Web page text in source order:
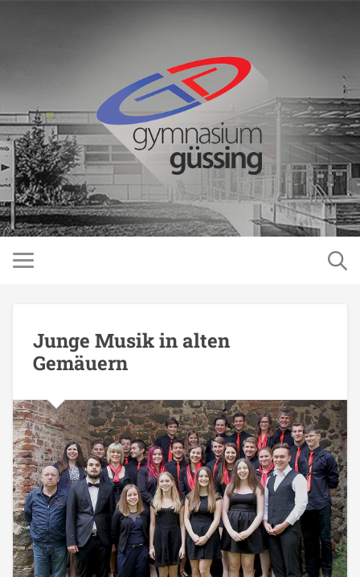
Junge Musik in alten
Gemäuern